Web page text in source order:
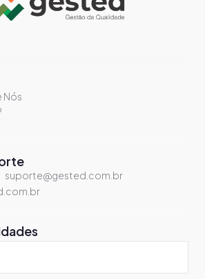
Nós
suporte@gested.com.br